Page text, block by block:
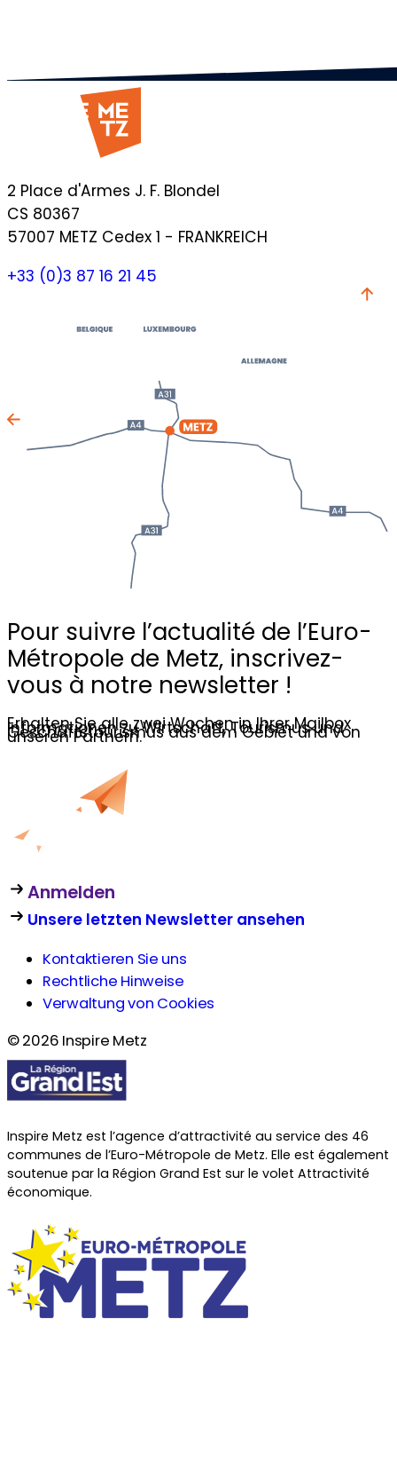
2 Place d'Armes J. F. Blondel
CS 80367
57007 METZ Cedex 1 - FRANKREICH
+33 (0)3 87 16 21 45
Pour suivre l’actualité de l’Euro-
Métropole de Metz, inscrivez-
vous à notre newsletter !
Erhalten Sie alle zwei Wochen in Ihrer Mailbox
Informationen zu Wirtschaft, Tourismus und
Geschäftstourismus aus dem Gebiet und von
unseren Partnern.
Anmelden
Unsere letzten Newsletter ansehen
Kontaktieren Sie uns
Rechtliche Hinweise
Verwaltung von Cookies
© 2026 Inspire Metz
Inspire Metz est l’agence d’attractivité au service des 46
communes de l’Euro-Métropole de Metz. Elle est également
soutenue par la Région Grand Est sur le volet Attractivité
économique.